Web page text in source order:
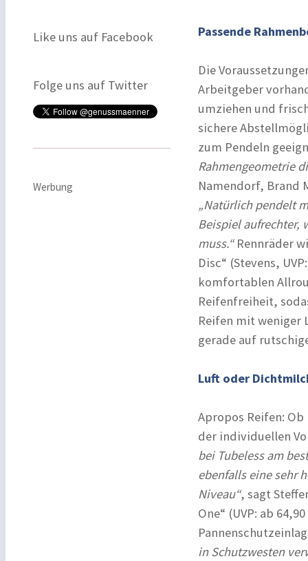
Like uns auf Facebook
Folge uns auf Twitter
Werbung
Passende
Die
Arbeitgeber
umziehen und
sichere
zum Pendeln
Rahmengeometrie
Namendorf, Brand
„Natürlich pendelt
Beispiel aufrechter,
muss.“Rennräder
Disc“ (Stevens,
komfortablen
Reifenfreiheit,
Reifen mit weniger
gerade auf
Luft oder
Apropos Reifen:
der individuellen
bei Tubeless am
ebenfalls eine sehr
Niveau“, sagt
One“ (UVP: ab
in Schutzwesten